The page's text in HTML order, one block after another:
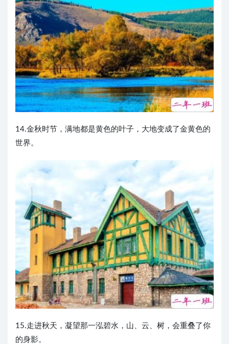
14.金秋时节，满地都是黄色的叶子，大地变成了金黄色的
世界。
15.走进秋天，凝望那一泓碧水，山、云、树，会重叠了你
的身影。